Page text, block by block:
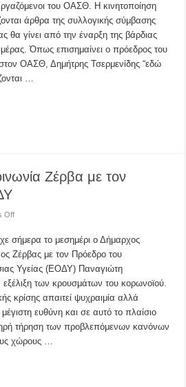
την
ερχόμενη
Δευτέρα
του ΟΑΣΘ. Η κινητοποίηση
άρθρα της συλλογικής σύμβασης
θα γίνει από την έναρξη της βάρδιας
μέρας. Όπως επισημαίνει ο πρόεδρος του
ΟΑΣΘ, Δημήτρης Τσερμενίδης “εδώ
…
Ζέρβα με τον
Offon
Ζέρβα
με
τον
πρόεδρο
του
ΕΟΔΥ
σήμερα το μεσημέρι ο Δήμαρχος
Ζέρβας με τον Πρόεδρο του
Υγείας (ΕΟΔΥ) Παναγιώτη
των κρουσμάτων του κορωνοϊού.
κρίσης απαιτεί ψυχραιμία αλλά
ευθύνη και σε αυτό το πλαίσιο
τήρηση των προβλεπόμενων κανόνων
χώρους …